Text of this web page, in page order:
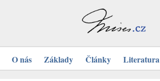
O nás Základy Články Literatura